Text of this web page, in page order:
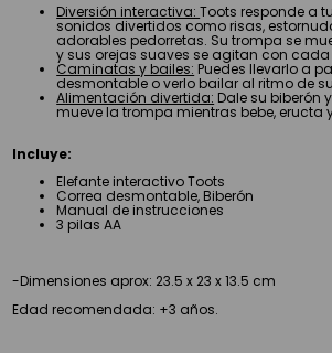
Diversión interactiva:Toots responde a
sonidos divertidos como risas,
adorables pedorretas. Su trompa se
y sus orejas suaves se agitan con cada
Caminatas y bailes: Puedes llevarlo a
desmontable o verlo bailar al ritmo de
Alimentación divertida: Dale su biberón
mueve la trompa mientras bebe, eructa
Incluye:
Elefante interactivo Toots
Correa desmontable, Biberón
Manual de instrucciones
3 pilas AA
-Dimensiones aprox: 23.5 x 23 x 13.5 cm
Edad recomendada: +3 años.